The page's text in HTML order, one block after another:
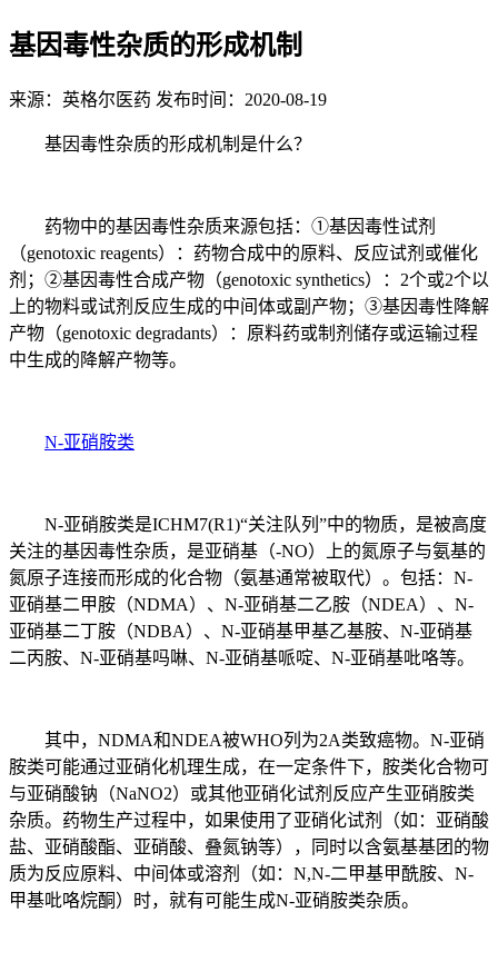
基因毒性杂质的形成机制
来源：英格尔医药 发布时间：2020-08-19
基因毒性杂质的形成机制是什么？
药物中的基因毒性杂质来源包括：①基因毒性试剂
（genotoxic reagents）：药物合成中的原料、反应试剂或催化
剂；②基因毒性合成产物（genotoxic synthetics）：2个或2个以
上的物料或试剂反应生成的中间体或副产物；③基因毒性降解
产物（genotoxic degradants）：原料药或制剂储存或运输过程
中生成的降解产物等。
N-亚硝胺类
N-亚硝胺类是ICHM7(R1)“关注队列”中的物质，是被高度
关注的基因毒性杂质，是亚硝基（-NO）上的氮原子与氨基的
氮原子连接而形成的化合物（氨基通常被取代）。包括：N-
亚硝基二甲胺（NDMA）、N-亚硝基二乙胺（NDEA）、N-
亚硝基二丁胺（NDBA）、N-亚硝基甲基乙基胺、N-亚硝基
二丙胺、N-亚硝基吗啉、N-亚硝基哌啶、N-亚硝基吡咯等。
其中，NDMA和NDEA被WHO列为2A类致癌物。N-亚硝
胺类可能通过亚硝化机理生成，在一定条件下，胺类化合物可
与亚硝酸钠（NaNO2）或其他亚硝化试剂反应产生亚硝胺类
杂质。药物生产过程中，如果使用了亚硝化试剂（如：亚硝酸
盐、亚硝酸酯、亚硝酸、叠氮钠等），同时以含氨基基团的物
质为反应原料、中间体或溶剂（如：N,N-二甲基甲酰胺、N-
甲基吡咯烷酮）时，就有可能生成N-亚硝胺类杂质。